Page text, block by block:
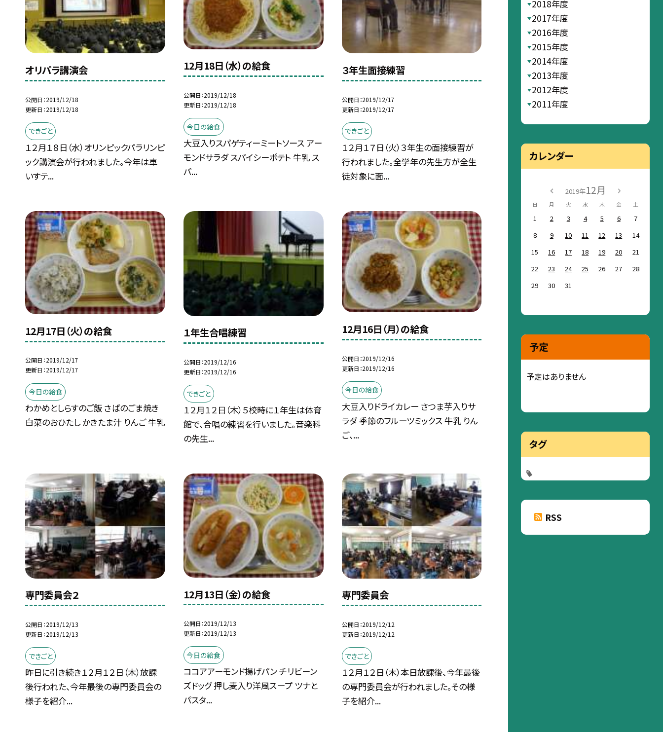
オリパラ講演会
公開日 2019/12/18
更新日 2019/12/18
できごと
１２月１８日（水）オリンピックパラリンピ
ック講演会が行われました。今年は車
いすテ...
12月18日（水）の給食
公開日 2019/12/18
更新日 2019/12/18
今日の給食
大豆入りスパゲティーミートソース アー
モンドサラダ スパイシーポテト 牛乳 ス
パ...
３年生面接練習
公開日 2019/12/17
更新日 2019/12/17
できごと
１２月１７日（火）３年生の面接練習が
行われました。全学年の先生方が全生
徒対象に面...
12月17日（火）の給食
公開日 2019/12/17
更新日 2019/12/17
今日の給食
わかめとしらすのご飯 さばのごま焼き
白菜のおひたし かきたま汁 りんご 牛乳
１年生合唱練習
公開日 2019/12/16
更新日 2019/12/16
できごと
１２月１２日（木）５校時に１年生は体育
館で、合唱の練習を行いました。音楽科
の先生...
12月16日（月）の給食
公開日 2019/12/16
更新日 2019/12/16
今日の給食
大豆入りドライカレー さつま芋入りサ
ラダ 季節のフルーツミックス 牛乳 りん
ご、...
専門委員会２
公開日 2019/12/13
更新日 2019/12/13
できごと
昨日に引き続き１２月１２日（木）放課
後行われた、今年最後の専門委員会の
様子を紹介...
12月13日（金）の給食
公開日 2019/12/13
更新日 2019/12/13
今日の給食
ココアアーモンド揚げパン チリビーン
ズドッグ 押し麦入り洋風スープ ツナと
パスタ...
専門委員会
公開日 2019/12/12
更新日 2019/12/12
できごと
１２月１２日（木）本日放課後、今年最後
の専門委員会が行われました。その様
子を紹介...
2018年度
2017年度
2016年度
2015年度
2014年度
2013年度
2012年度
2011年度
カレンダー
2019年12月
日 月 火 水 木 金 土
1 2 3 4 5 6
7
8
9 10 11 12 13
14
15
16 17 18 19 20
21
22
23 24 25 26 27
28
29
30 31
予定
予定はありません
タグ
RSS